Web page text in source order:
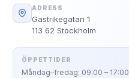
ADRESS
Gästrikegatan 1
113 62 Stockholm
ÖPPETTIDER
Måndag–fredag: 09:00 – 17:00